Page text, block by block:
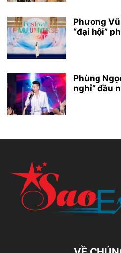
Phương
“đại hội”
Phùng
nghỉ” đầu